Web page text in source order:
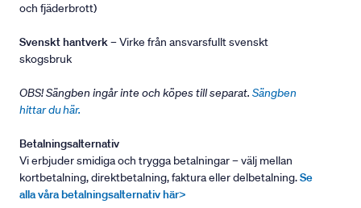
och fjäderbrott)
Svenskt hantverk– Virke från ansvarsfullt svenskt
skogsbruk
OBS! Sängben ingår inte och köpes till separat. Sängben
hittar du här.
Betalningsalternativ
Vi erbjuder smidiga och trygga betalningar – välj mellan
kortbetalning, direktbetalning, faktura eller delbetalning.Se
alla våra betalningsalternativ här>